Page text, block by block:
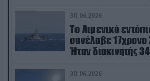
30.06.2026
Το Λιμενικό
συνέλαβε 17χρονο
Ήταν διακινητής
μεταναστών
30.06.2026